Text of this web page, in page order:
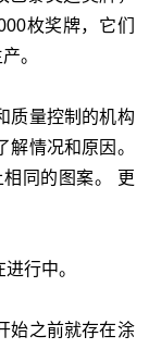
枚奖牌，它们
。
质量控制的机构
情况和原因。
同的图案。 更
行中。
始之前就存在涂